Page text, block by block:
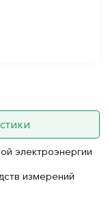
электроэнергии
измерений